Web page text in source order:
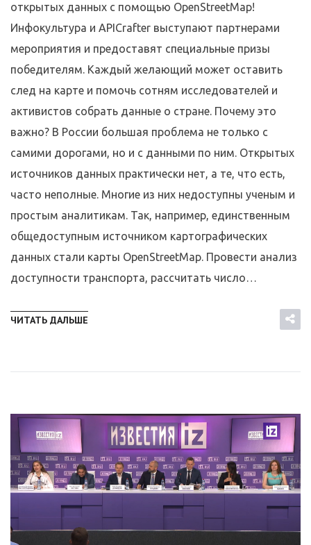
открытых данных с помощью OpenStreetMap!
Инфокультура и APICrafter выступают партнерами
мероприятия и предоставят специальные призы
победителям. Каждый желающий может оставить
след на карте и помочь сотням исследователей и
активистов собрать данные о стране. Почему это
важно? В России большая проблема не только с
самими дорогами, но и c данными по ним. Открытых
источников данных практически нет, а те, что есть,
часто неполные. Многие из них недоступны ученым и
простым аналитикам. Так, например, единственным
общедоступным источником картографических
данных стали карты OpenStreetMap. Провести анализ
доступности транспорта, рассчитать число…
ЧИТАТЬ ДАЛЬШЕ